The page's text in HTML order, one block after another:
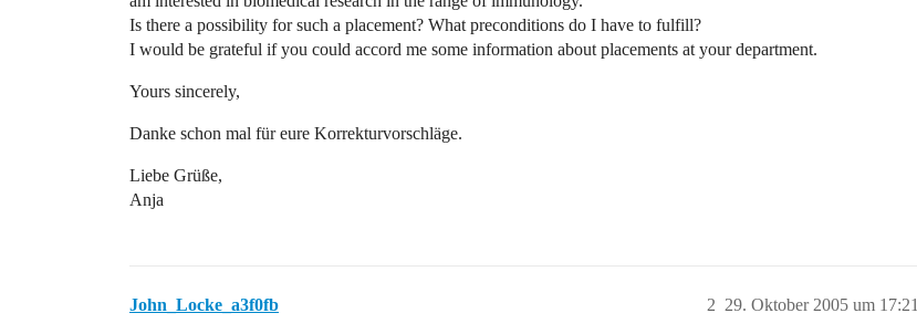
Is there a possibility for such a placement? What preconditions do I have to fulfill?
I would be grateful if you could accord me some information about placements at your department.
Yours sincerely,
Danke schon mal für eure Korrekturvorschläge.
Liebe Grüße,
Anja
John_Locke_a3f0fb 29. Oktober 2005 um 17:21
2